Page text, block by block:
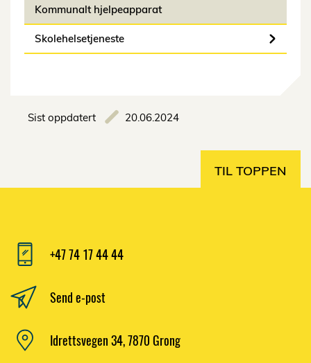
Kommunalt hjelpeapparat
Skolehelsetjeneste
Sist oppdatert 20.06.2024
TIL TOPPEN
+47 74 17 44 44
Send e-post
Idrettsvegen 34, 7870 Grong